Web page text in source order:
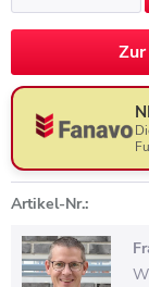
Zur
Artikel-Nr.: